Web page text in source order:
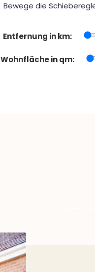
Bewege die
Entfernung in km:
Wohnfläche in qm: